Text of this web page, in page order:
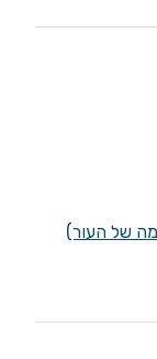
של העור)